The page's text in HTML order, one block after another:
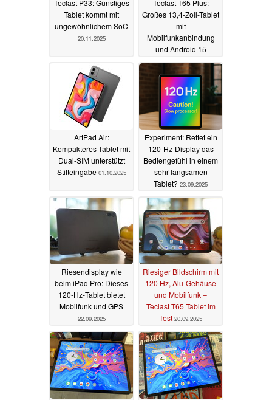
Teclast P33: Günstiges
Tablet kommt mit
ungewöhnlichem SoC
20.11.2025
Teclast T65 Plus:
Großes 13,4-Zoll-Tablet
mit
Mobilfunkanbindung
und Android 15
16.10.2025
ArtPad Air:
Kompakteres Tablet mit
Dual-SIM unterstützt
Stifteingabe 01.10.2025
Experiment: Rettet ein
120-Hz-Display das
Bediengefühl in einem
sehr langsamen
Tablet? 23.09.2025
Riesendisplay wie
beim iPad Pro: Dieses
120‑Hz‑Tablet bietet
Mobilfunk und GPS
22.09.2025
Riesiger Bildschirm mit
120 Hz, Alu-Gehäuse
und Mobilfunk –
Teclast T65 Tablet im
Test 20.09.2025